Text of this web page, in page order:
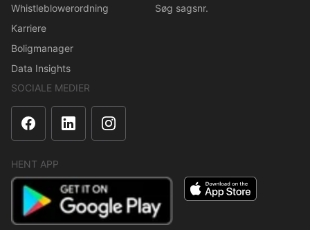
Whistleblowerordning
Karriere
Boligmanager
Data Insights
Søg sagsnr.
SOCIALE MEDIER
HENT APP